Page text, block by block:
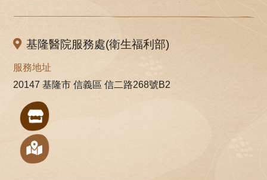
基隆醫院服務處(衛生福利部)
服務地址
20147 基隆市 信義區 信二路268號B2